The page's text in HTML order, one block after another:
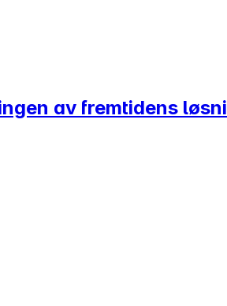
av fremtidens